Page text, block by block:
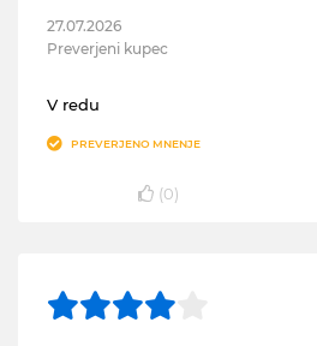
27.07.2026
Preverjeni kupec
V redu
PREVERJENO MNENJE
(0)